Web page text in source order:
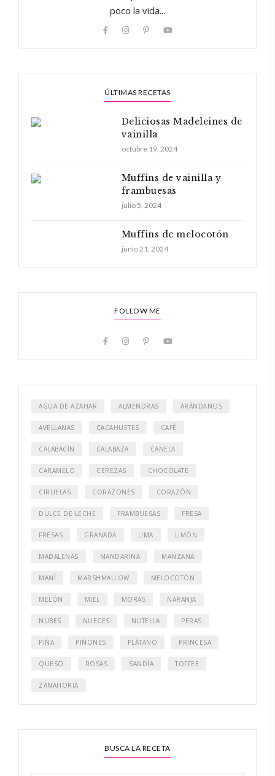
poco la vida...
ÚLTIMAS RECETAS
Deliciosas Madeleines de
vainilla
octubre 19, 2024
Muffins de vainilla y
frambuesas
julio 5, 2024
Muffins de melocotón
junio 21, 2024
FOLLOW ME
AGUA DE AZAHAR ALMENDRAS ARÁNDANOS
AVELLANAS CACAHUETES CAFÉ
CALABACÍN CALABAZA CANELA
CARAMELO CEREZAS CHOCOLATE
CIRUELAS CORAZONES CORAZÓN
DULCE DE LECHE FRAMBUESAS FRESA
FRESAS GRANADA LIMA LIMÓN
MADALENAS MANDARINA MANZANA
MANÍ MARSHMALLOW MELOCOTÓN
MELÓN MIEL MORAS NARANJA
NUBES NUECES NUTELLA PERAS
PIÑA PIÑONES PLÁTANO PRINCESA
QUESO ROSAS SANDÍA TOFFEE
ZANAHORIA
BUSCA LA RECETA